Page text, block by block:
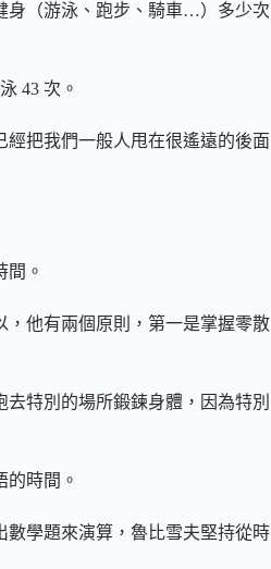
身（游泳、跑步、騎車…）多少次
43 次。
把我們一般人甩在很遙遠的後面
間。
他有兩個原則，第一是掌握零散
特別的場所鍛鍊身體，因為特別
時間。
學題來演算，魯比雪夫堅持從時